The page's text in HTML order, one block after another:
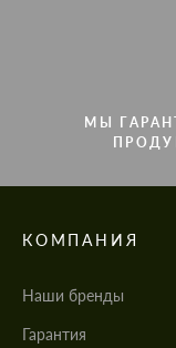
МЫ
КОМПАНИЯ
Наши бренды
Гарантия